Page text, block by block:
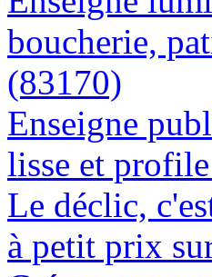
boucherie,
(83170)
Enseigne
lisse et
Le déclic,
à petit prix